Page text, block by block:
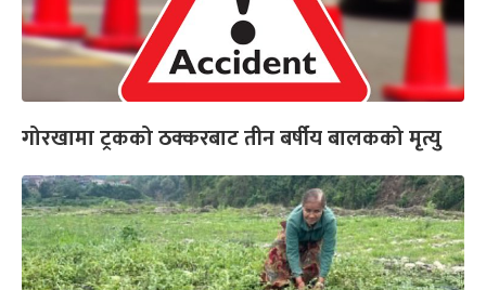
गोरखामा ट्रकको ठक्करबाट तीन बर्षीय बालकको मृत्यु